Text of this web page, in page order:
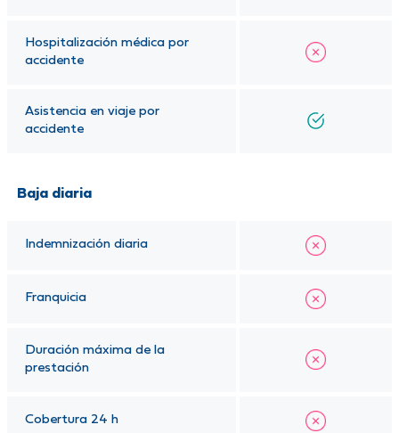
Hospitalización médica por
accidente
Asistencia en viaje por
accidente
Baja diaria
Indemnización diaria
Franquicia
Duración máxima de la
prestación
Cobertura 24 h